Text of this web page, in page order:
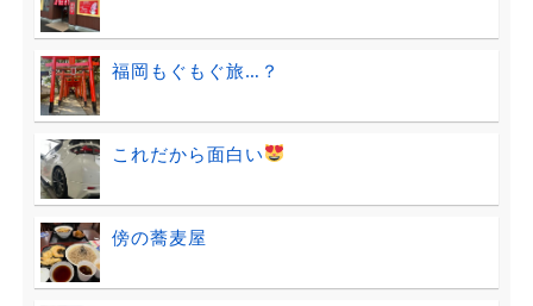
福岡もぐもぐ旅…？
これだから面白い
傍の蕎麦屋